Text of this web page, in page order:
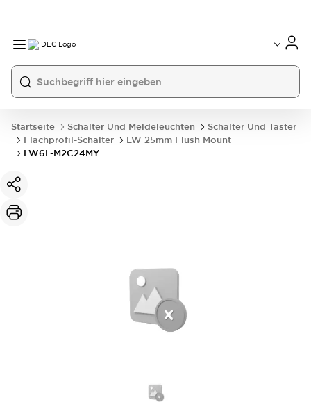
Startseite Schalter Und Meldeleuchten
Schalter Und Taster
Flachprofil-Schalter
LW 25mm Flush Mount
LW6L-M2C24MY